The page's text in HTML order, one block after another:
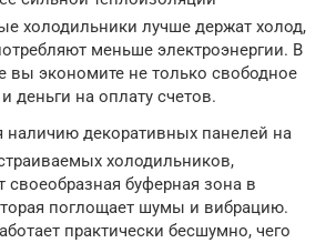
холодильники лучше держат холод,
меньше электроэнергии. В
вы экономите не только свободное
деньги на оплату счетов.
наличию декоративных панелей на
холодильников,
своеобразная буферная зона в
поглощает шумы и вибрацию.
практически бесшумно, чего